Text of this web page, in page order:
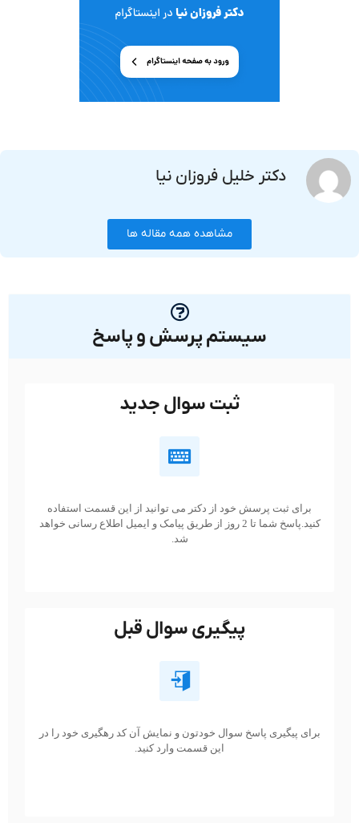
دکتر خلیل فروزان نیا
مشاهده همه مقاله ها
سیستم پرسش و پاسخ
ثبت سوال جدید
برای ثبت پرسش خود از دکتر می توانید از این قسمت استفاده
کنید.پاسخ شما تا 2 روز از طریق پیامک و ایمیل اطلاع رسانی خواهد
شد.
پیگیری سوال قبل
برای پیگیری پاسخ سوال خودتون و نمایش آن کد رهگیری خود را در
این قسمت وارد کنید.